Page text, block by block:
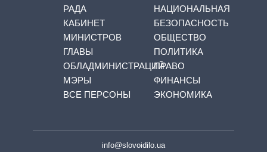
РАДА
КАБИНЕТ
МИНИСТРОВ
ГЛАВЫ
ОБЛАДМИНИСТРАЦИЙ
МЭРЫ
ВСЕ ПЕРСОНЫ
НАЦИОНАЛЬНАЯ
БЕЗОПАСНОСТЬ
ОБЩЕСТВО
ПОЛИТИКА
ПРАВО
ФИНАНСЫ
ЭКОНОМИКА
info@slovoidilo.ua